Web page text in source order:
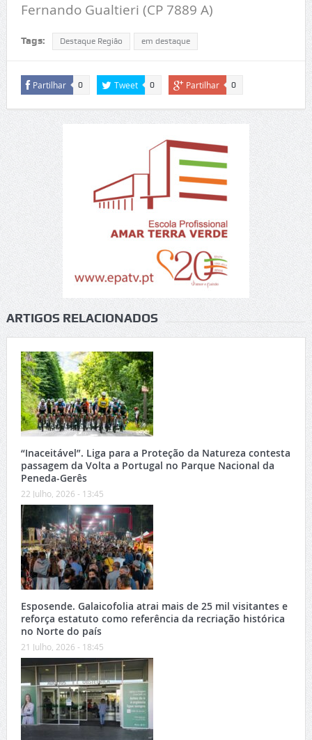
Fernando Gualtieri (CP 7889 A)
Tags: Destaque Região em destaque
Partilhar 0 Tweet 0 Partilhar 0
ARTIGOS RELACIONADOS
“Inaceitável”. Liga para a Proteção da Natureza contesta
passagem da Volta a Portugal no Parque Nacional da
Peneda-Gerês
22 Julho, 2026 - 13:45
Esposende. Galaicofolia atrai mais de 25 mil visitantes e
reforça estatuto como referência da recriação histórica
no Norte do país
21 Julho, 2026 - 18:45